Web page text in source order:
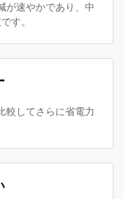
が速やかであり、中
す。
較してさらに省電力